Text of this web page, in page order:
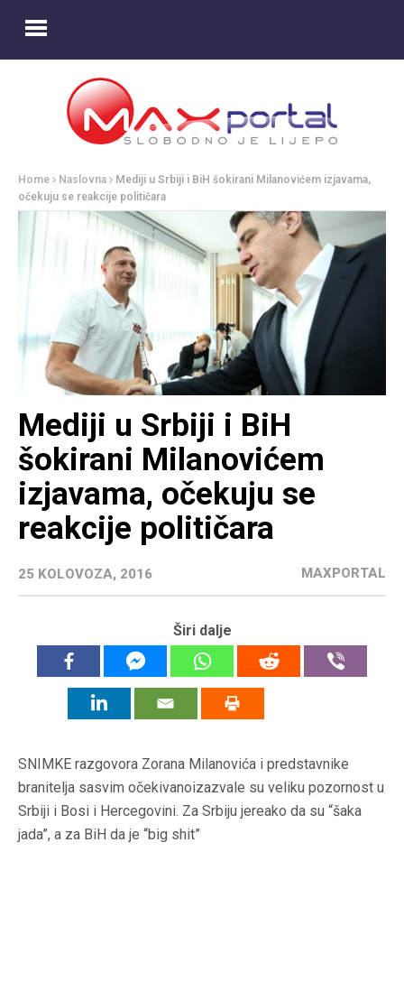
Home Naslovna
Mediji u Srbiji i BiH šokirani Milanovićem izjavama,
očekuju se reakcije političara
Mediji u Srbiji i BiH
šokirani Milanovićem
izjavama, očekuju se
reakcije političara
25 KOLOVOZA, 2016 MAXPORTAL
Širi dalje
SNIMKE razgovora Zorana Milanovića i predstavnike
branitelja sasvim očekivanoizazvale su veliku pozornost u
Srbiji i Bosi i Hercegovini. Za Srbiju jereako da su “šaka
jada”, a za BiH da je “big shit”